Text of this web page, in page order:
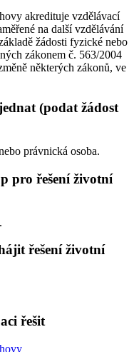
akredituje vzdělávací
na další vzdělávání
žádosti fyzické nebo
zákonem č. 563/2004
některých zákonů, ve
(podat žádost
právnická osoba.
pro řešení životní
řešení životní
řešit